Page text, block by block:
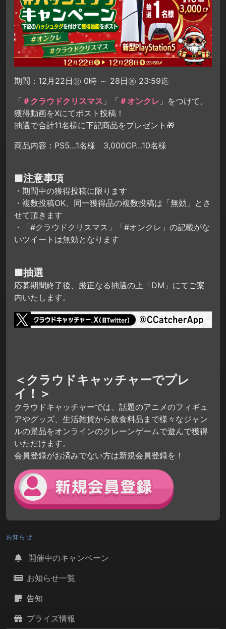
期間：12月22日㊎ 0時 ～ 28日㊍ 23:59迄
「 ＃クラウドクリスマス 」「 ＃オンクレ 」をつけて、
獲得動画をXにてポスト投稿！
抽選で合計11名様に下記商品をプレゼント🎁
商品内容：PS5…1名様 3,000CP…10名様
■注意事項
・期間中の獲得投稿に限ります
・複数投稿OK、同一獲得品の複数投稿は「無効」とさ
せて頂きます
・「#クラウドクリスマス」「#オンクレ」の記載がな
いツイートは無効となります
■抽選
応募期間終了後、厳正なる抽選の上「DM」にてご案
内いたします。
＜クラウドキャッチャーでプレ
イ！＞
クラウドキャッチャーでは、話題のアニメのフィギュ
アやグッズ、生活雑貨から飲食料品まで様々なジャン
ルの景品をオンラインのクレーンゲームで遊んで獲得
いただけます。
会員登録がお済みでない方は新規会員登録を！
お知らせ
開催中のキャンペーン
お知らせ一覧
告知
プライズ情報